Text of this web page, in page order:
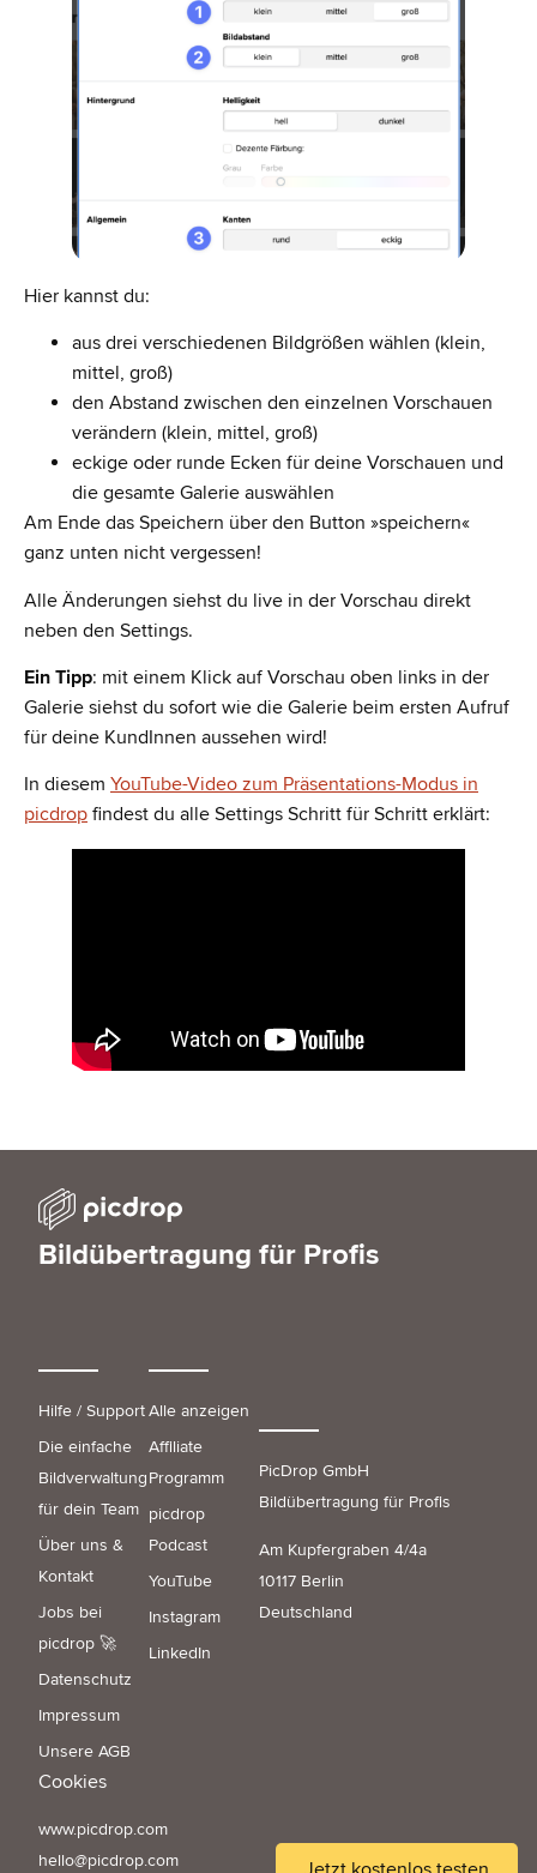
Hier kannst du:
aus drei verschiedenen Bildgrößen wählen (klein,
mittel, groß)
den Abstand zwischen den einzelnen Vorschauen
verändern (klein, mittel, groß)
eckige oder runde Ecken für deine Vorschauen und
die gesamte Galerie auswählen
Am Ende das Speichern über den Button »speichern«
ganz unten nicht vergessen!
Alle Änderungen siehst du live in der Vorschau direkt
neben den Settings.
Ein Tipp: mit einem Klick auf Vorschau oben links in der
Galerie siehst du sofort wie die Galerie beim ersten Aufruf
für deine KundInnen aussehen wird!
In diesem YouTube-Video zum Präsentations-Modus in
picdrop findest du alle Settings Schritt für Schritt erklärt:
Bildübertragung für Profis
PicDrop GmbH
Bildübertragung für Profis
Am Kupfergraben 4/4a
10117 Berlin
Deutschland
Hilfe / Support
Die einfache
Bildverwaltung
für dein Team
Über uns &
Kontakt
Jobs bei
picdrop 🚀
Datenschutz
Impressum
Unsere AGB
Cookies
Alle anzeigen
Affiliate
Programm
picdrop
Podcast
YouTube
Instagram
LinkedIn
www.picdrop.com
hello@picdrop.com